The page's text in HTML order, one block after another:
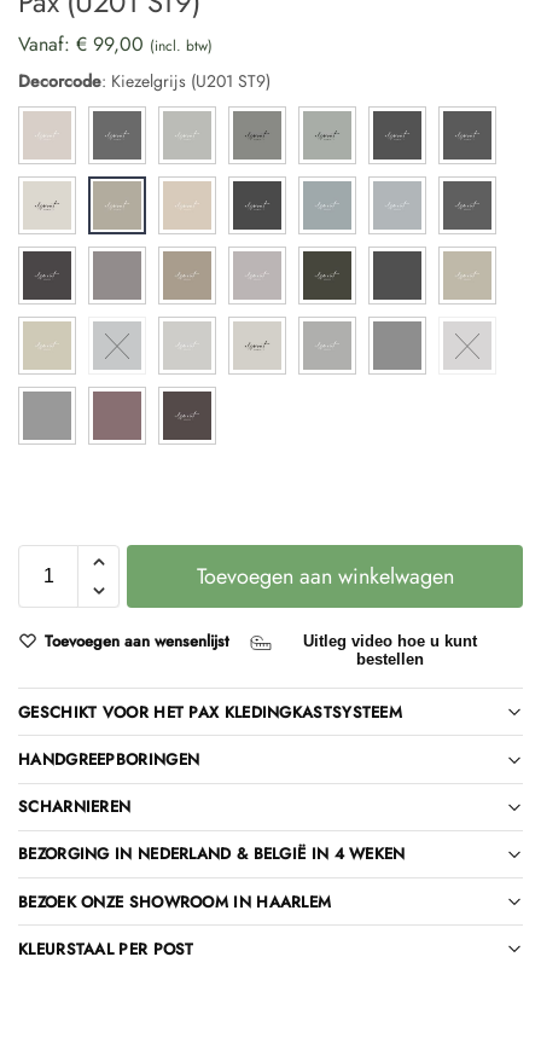
Vanaf: € 99,00 (incl. btw)
Decorcode: Kiezelgrijs (U201 ST9)
Toevoegen aan winkelwagen
Toevoegen aan wensenlijst
Uitleg video hoe u kunt
bestellen
GESCHIKT VOOR HET PAX KLEDINGKASTSYSTEEM
HANDGREEPBORINGEN
SCHARNIEREN
BEZORGING IN NEDERLAND & BELGIË IN 4 WEKEN
BEZOEK ONZE SHOWROOM IN HAARLEM
KLEURSTAAL PER POST